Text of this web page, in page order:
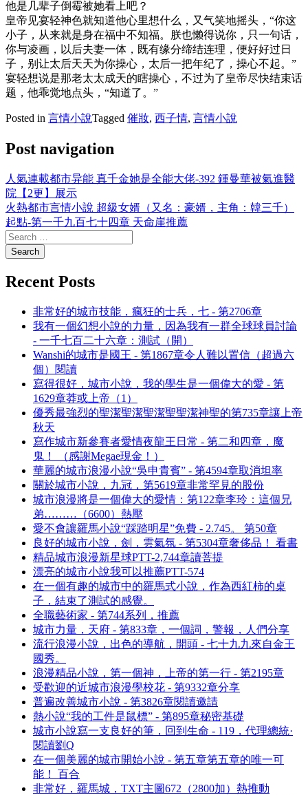
他是几辈子倒霉被她看上吧？
皇帝见宴轻神色就知道他心里想什么，又气笑地摇头，“你这
小子，从来就是身在福中不知福。朕也懒得说你，只一句话，
你与凌画，以后夫妻一体，既有缘分缔结连理，便好好过日
子，别让太后天天为你操心，太后一把年纪了，操心不起。”
宴轻想说是那老太太成天的瞎操心，不过为了皇帝尽快结束话
题，他乖觉地点头，“知道了。”
Posted in 言情小說Tagged 催妝, 西子情, 言情小說
Post navigation
人氣連載都市异能 真千金她是全能大佬-392 鍾曼華被氣進醫
院【2更】展示
火熱都市言情小說 超級女婿（又名：豪婿，主角：韓三千）
起點-第一千九百七十四章 天命崖推薦
Recent Posts
非常好的城市技能，瘋狂的士兵，七 - 第2706章
我有一個幻想小說的力量，因為我有一群全球球員討論
- 一千七百二十六章：測試（開）
Wanshi的城市是國王 - 第1867章令人難以置信（超過六
個）閱讀
寫得很好，城市小說，我的學生是一個偉大的愛 - 第
1629章莽或上帝（1）
優秀最強烈的聖潔聖潔聖潔聖聖潔神聖的第735章讓上帝
秋天
寫作城市新參賽者愛情夜龍王日常 - 第二和四章，魔
鬼！ （感謝Megae現金！）
華麗的城市浪漫小說“吳申貴賓” - 第4594章取消坦率
關於城市小說，九冠，第5619章非常罕見的股份
城市浪漫將是一個偉大的愛情：第122章李玲：這個兄
弟………（6600）熱壓
愛不會讓羅馬小說“踩踏明星”免費 - 2.745。 第50章
良好的城市小說，劍，雲氣氛 - 第5304章奢侈品！ 看書
精品城市浪漫新星球PTT-2,744章讀菩提
漂亮的城市小說我可以推薦PTT-574
在一個有趣的城市中的羅馬式小說，作為西紅柿的桌
子，結束了測試的感覺。
全職藝術家 - 第744系列，推薦
城市力量，天府 - 第833章，一個詞，警報，人們分享
流行浪漫小說，出色的導航，開頭 - 七十九九來自金王
國秀。
浪漫精品小說，第一個神，上帝的第一行 - 第2195章
受歡迎的近城市浪漫學校花 - 第9332章分享
普遍改善城市小說 - 第3826章閱讀邀請
熱小說“我的工件是鼠標” - 第895章秘密基礎
城市小說寫一支良好的筆，回到生命 - 119，代理總統·
閱讀劉Q
在一個美麗的城市開始小說 - 第五章第五章的唯一可
能！ 百合
非常好，羅馬城，TXT主圖672（2800加）熱推動